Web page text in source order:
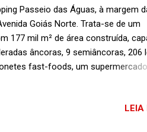
Passeio das Águas, à margem
Goiás Norte. Trata-se de um
177 mil m² de área construída,
âncoras, 9 semiâncoras, 206
fast-foods, um
mil postos de trabalho.
LEIA